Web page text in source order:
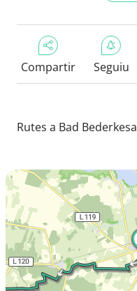
Compartir Seguiu
Rutes a Bad Bederkesa